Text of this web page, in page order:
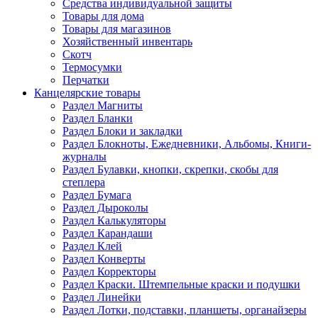
Средства индивидуальной защиты
Товары для дома
Товары для магазинов
Хозяйственный инвентарь
Скотч
Термосумки
Перчатки
Канцелярские товары
Раздел Магниты
Раздел Бланки
Раздел Блоки и закладки
Раздел Блокноты, Ежедневники, Альбомы, Книги-
журналы
Раздел Булавки, кнопки, скрепки, скобы для
степлера
Раздел Бумага
Раздел Дыроколы
Раздел Калькуляторы
Раздел Карандаши
Раздел Клей
Раздел Конверты
Раздел Корректоры
Раздел Краски. Штемпельные краски и подушки
Раздел Линейки
Раздел Лотки, подставки, планшеты, органайзеры